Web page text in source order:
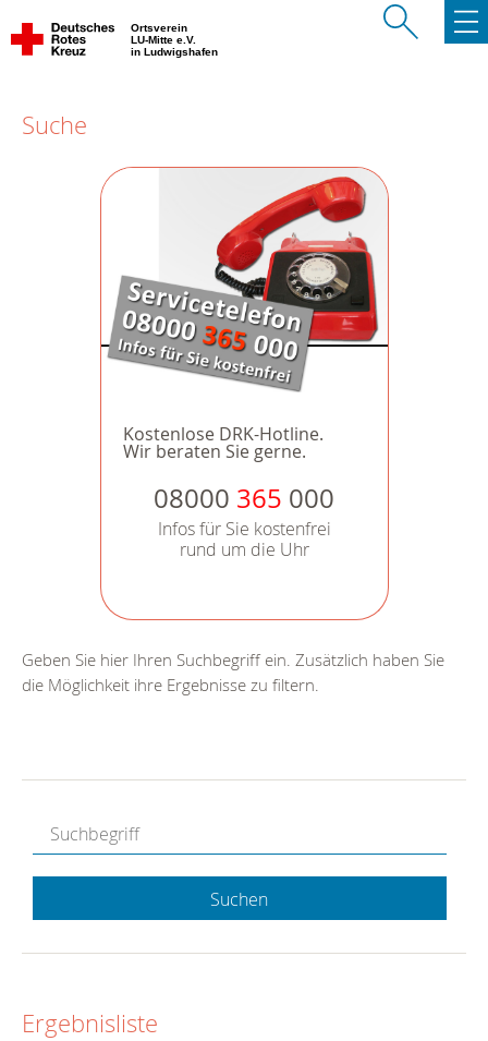
Ortsverein
LU-Mitte e.V.
in Ludwigshafen
Suche
Kostenlose DRK-Hotline.
Wir beraten Sie gerne.
08000 365 000
Infos für Sie kostenfrei
rund um die Uhr
Geben Sie hier Ihren Suchbegriff ein. Zusätzlich haben Sie
die Möglichkeit ihre Ergebnisse zu filtern.
Suchen
Ergebnisliste